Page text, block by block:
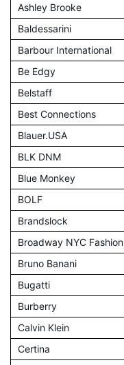
Ashley Brooke
Baldessarini
Barbour International
Be Edgy
Belstaff
Best Connections
Blauer.USA
BLK DNM
Blue Monkey
BOLF
Brandslock
Broadway NYC Fashion
Bruno Banani
Bugatti
Burberry
Calvin Klein
Certina